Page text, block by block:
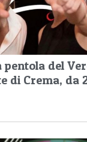
pentola del
di Crema, da